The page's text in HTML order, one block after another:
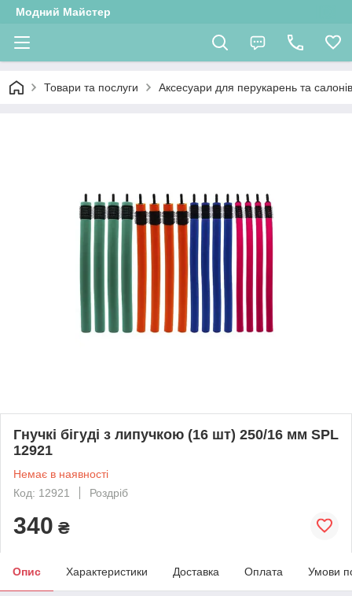
Модний Майстер
Товари та послуги Аксесуари для перукарень та
Гнучкі бігуді з липучкою (16 шт) 250/16 мм SPL
12921
Немає в наявності
Код: 12921
Роздріб
340 ₴
Опис Характеристики Доставка Оплата Умови